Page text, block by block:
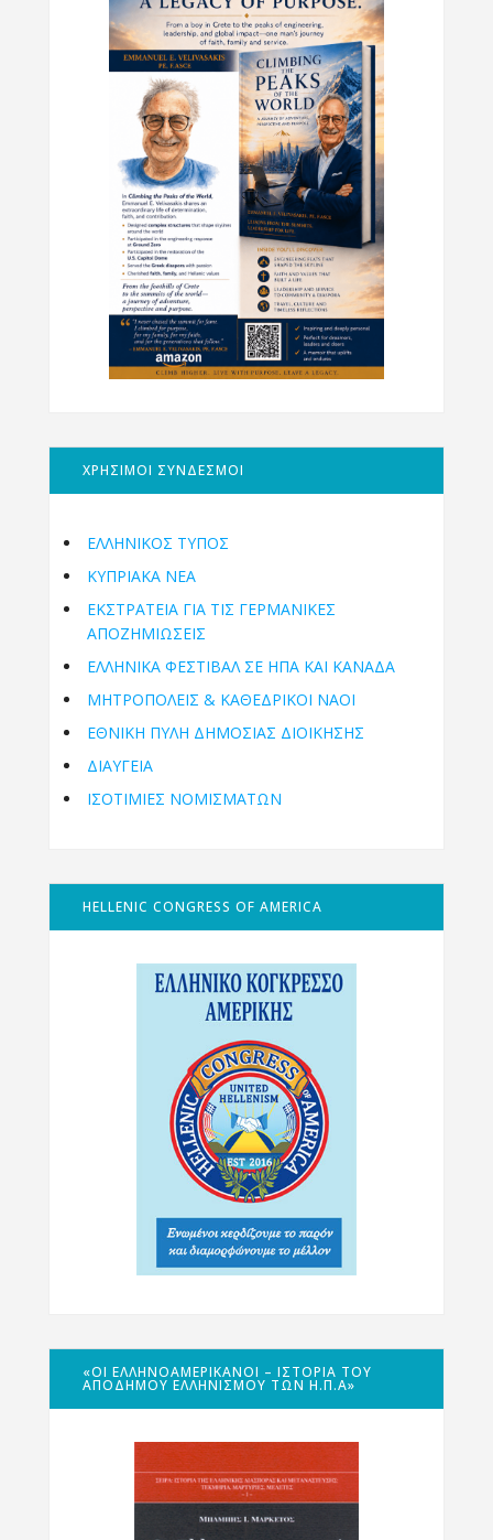
ΧΡΗΣΙΜΟΙ ΣΥΝΔΕΣΜΟΙ
ΕΛΛΗΝΙΚΟΣ ΤΥΠΟΣ
ΚΥΠΡΙΑΚΑ ΝΕΑ
ΕΚΣΤΡΑΤΕΙΑ ΓΙΑ ΤΙΣ ΓΕΡΜΑΝΙΚΕΣ
ΑΠΟΖΗΜΙΩΣΕΙΣ
ΕΛΛΗΝΙΚΆ ΦΕΣΤΙΒΆΛ ΣΕ ΗΠΑ ΚΑΙ ΚΑΝΑΔΑ
ΜΗΤΡΟΠΌΛΕΙΣ & ΚΑΘΕΔΡΙΚΟΊ ΝΑΟΊ
ΕΘΝΙΚΉ ΠΎΛΗ ΔΗΜΌΣΙΑΣ ΔΙΟΊΚΗΣΗΣ
ΔΙΑΥΓΕΙΑ
ΙΣΟΤΙΜΙΕΣ ΝΟΜΙΣΜΑΤΩΝ
HELLENIC CONGRESS OF AMERICA
«ΟΙ ΕΛΛΗΝΟΑΜΕΡΙΚΑΝΟΊ – ΙΣΤΟΡΊΑ ΤΟΥ
ΑΠΌΔΗΜΟΥ ΕΛΛΗΝΙΣΜΟΎ ΤΩΝ Η.Π.Α»